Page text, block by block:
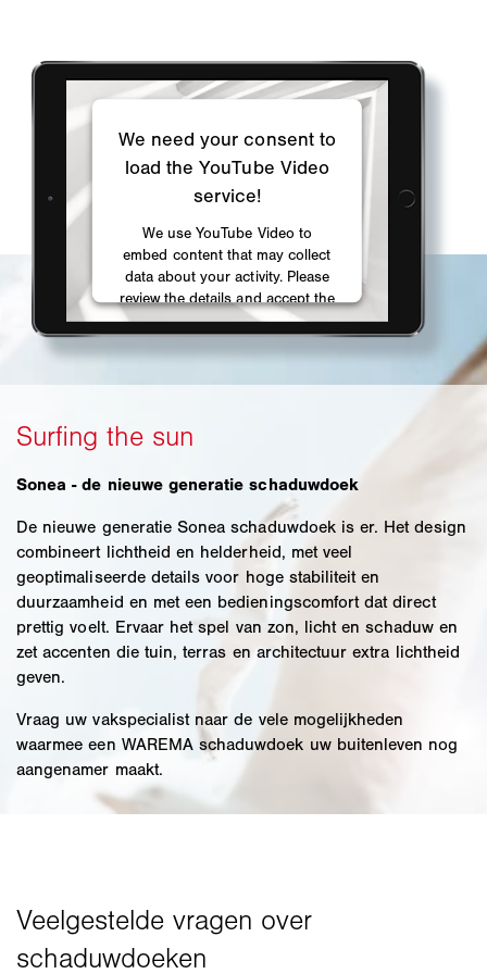
Sonea - de nieuwe generatie schaduwdoek
De nieuwe generatie Sonea schaduwdoek is er. Het design
combineert lichtheid en helderheid, met veel
geoptimaliseerde details voor hoge stabiliteit en
duurzaamheid en met een bedieningscomfort dat direct
prettig voelt. Ervaar het spel van zon, licht en schaduw en
zet accenten die tuin, terras en architectuur extra lichtheid
geven.
Vraag uw vakspecialist naar de vele mogelijkheden
waarmee een WAREMA schaduwdoek uw buitenleven nog
aangenamer maakt.